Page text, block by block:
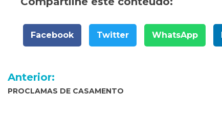
Facebook Twitter WhatsApp
Navegação
de
Anterior:
PROCLAMAS DE CASAMENTO